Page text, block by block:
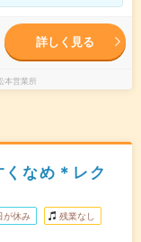
詳しく見る
本営業所
くなめ＊レク
が休み 残業なし